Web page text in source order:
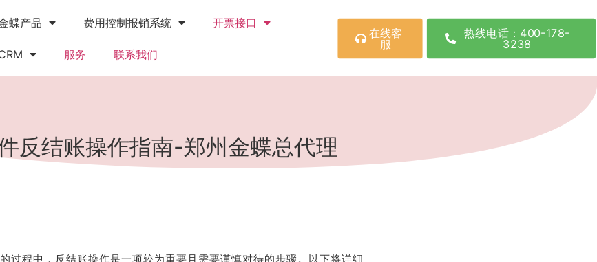
蝶产品 费用控制报销系统 开票接口
服务 联系我们
在线客
服
热线电话：400-178-
3238
反结账操作指南-郑州金蝶总代理
过程中，反结账操作是一项较为重要且需要谨慎对待的步骤。以下将详细